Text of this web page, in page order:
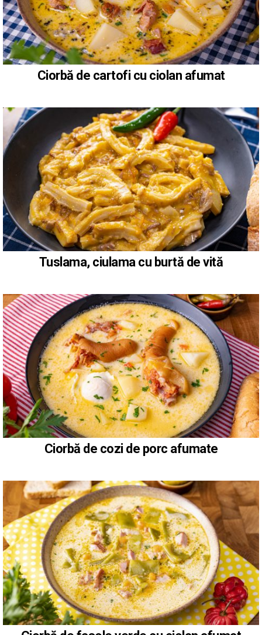
Ciorbă de cartofi cu ciolan afumat
Tuslama, ciulama cu burtă de vită
Ciorbă de cozi de porc afumate